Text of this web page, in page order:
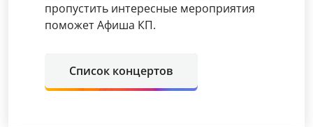
пропустить интересные мероприятия
поможет Афиша КП.
Список концертов